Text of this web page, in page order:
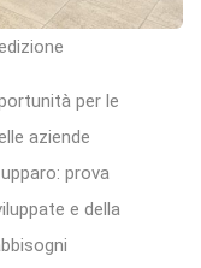
per le
aziende
prova
e della